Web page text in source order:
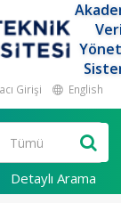
Girişi English
Detaylı Arama